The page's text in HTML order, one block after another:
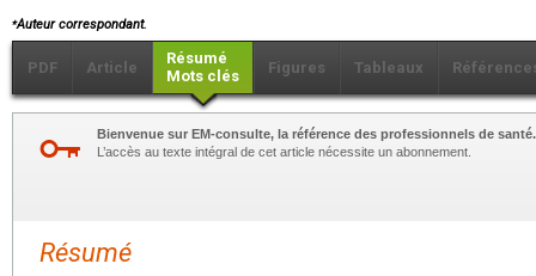
⁎Auteur correspondant.
PDF Article
Résumé
Mots clés
Figures Tableaux
Bienvenue sur EM-consulte, la référence des professionnels de santé.
L’accès au texte intégral de cet article nécessite un abonnement.
Résumé